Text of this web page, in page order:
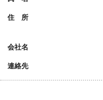
住 所
会社名
連絡先